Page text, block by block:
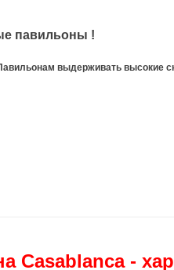
павильоны !
выдерживать высокие
!
Casablanca -